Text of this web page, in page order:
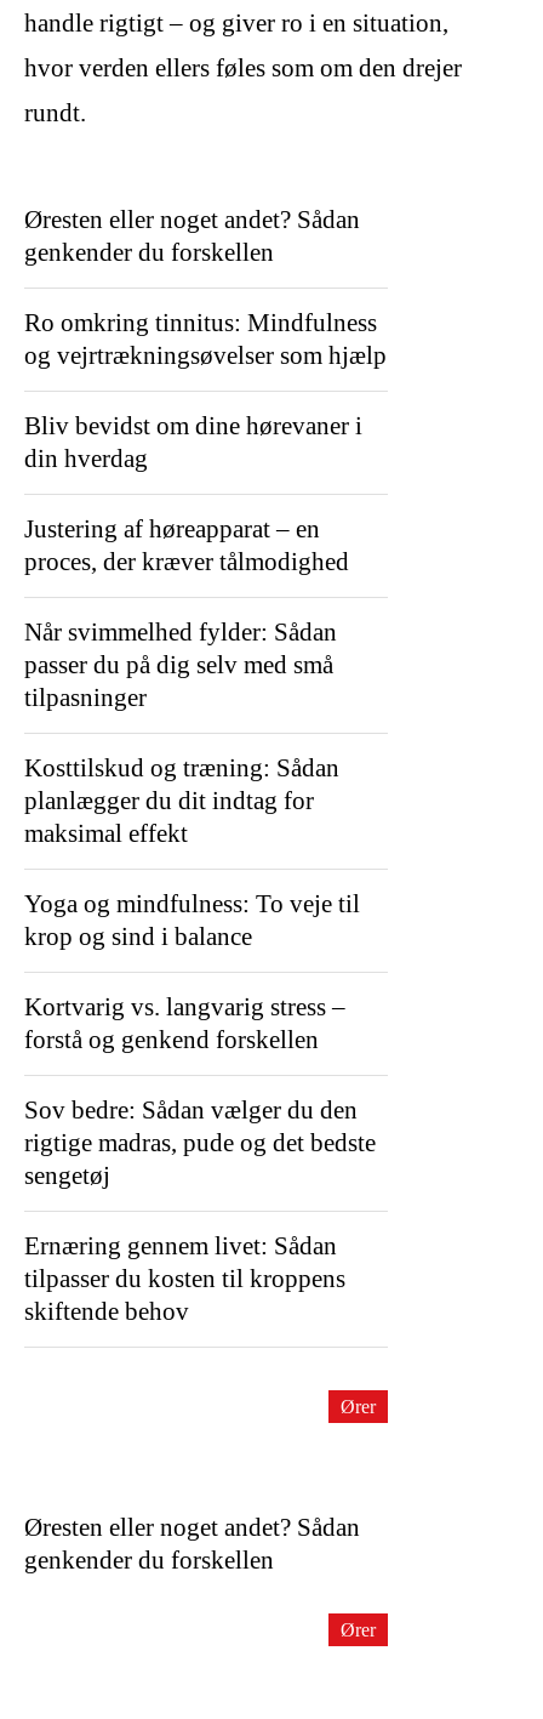
handle rigtigt – og giver ro i en situation,
hvor verden ellers føles som om den drejer
rundt.
Øresten eller noget andet? Sådan
genkender du forskellen
Ro omkring tinnitus: Mindfulness
og vejrtrækningsøvelser som hjælp
Bliv bevidst om dine hørevaner i
din hverdag
Justering af høreapparat – en
proces, der kræver tålmodighed
Når svimmelhed fylder: Sådan
passer du på dig selv med små
tilpasninger
Kosttilskud og træning: Sådan
planlægger du dit indtag for
maksimal effekt
Yoga og mindfulness: To veje til
krop og sind i balance
Kortvarig vs. langvarig stress –
forstå og genkend forskellen
Sov bedre: Sådan vælger du den
rigtige madras, pude og det bedste
sengetøj
Ernæring gennem livet: Sådan
tilpasser du kosten til kroppens
skiftende behov
Øresten eller noget andet? Sådan
genkender du forskellen
Ører
Ører